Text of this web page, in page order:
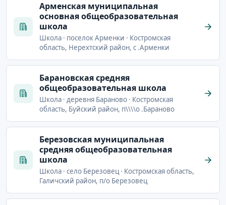
Арменская муниципальная
основная общеобразовательная
школа
Школа · поселок Арменки · Костромская
область, Нерехтский район, с .Арменки
Барановская средняя
общеобразовательная школа
Школа · деревня Бараново · Костромская
область, Буйский район, п\\\\о .Бараново
Березовская муниципальная
средняя общеобразовательная
школа
Школа · село Березовец · Костромская область,
Галичский район, п/о Березовец